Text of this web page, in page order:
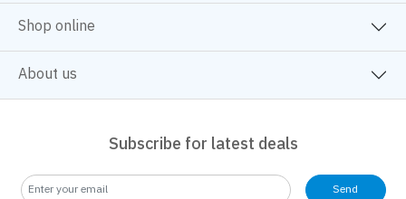
Shop online
About us
Subscribe for latest deals
Send